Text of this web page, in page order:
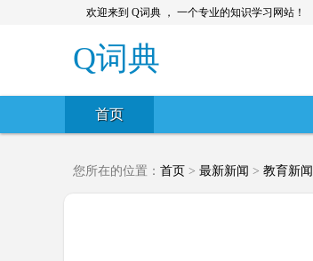
欢迎来到 Q词典 ， 一个专业的知识学习网站！
Q词典
首页
您所在的位置： 首页 > 最新新闻 > 教育新闻